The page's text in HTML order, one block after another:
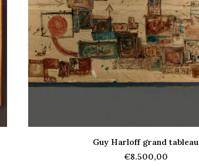
Guy Harloff grand tableau
€8.500,00